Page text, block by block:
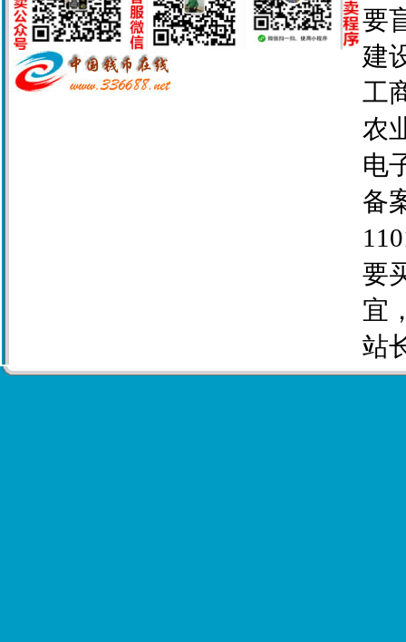
要
建
工
农
电
备
要
宜
站